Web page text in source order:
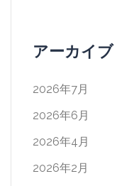
アーカイブ
2026年7月
2026年6月
2026年4月
2026年2月